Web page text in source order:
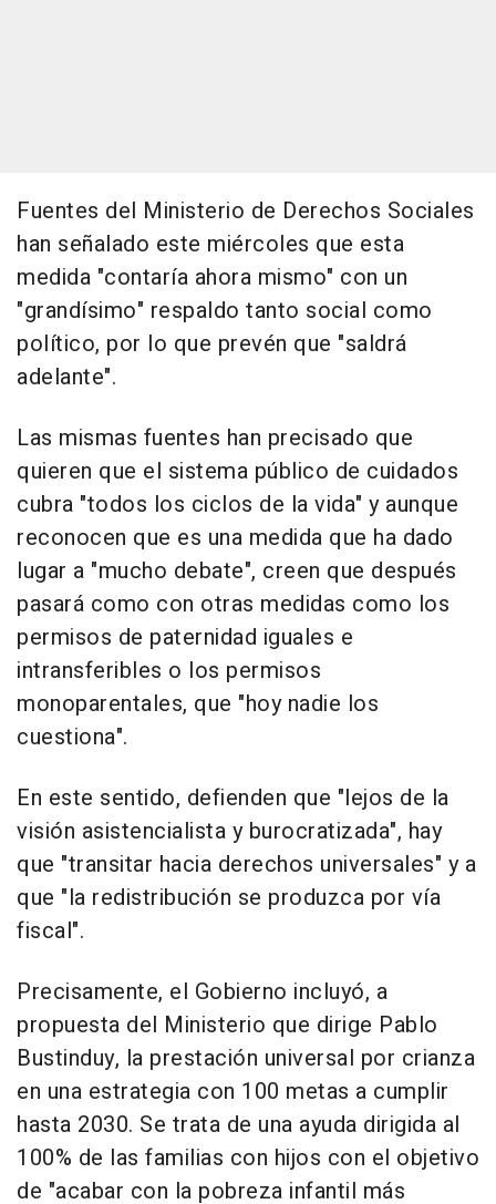
Fuentes del Ministerio de Derechos Sociales
han señalado este miércoles que esta
medida "contaría ahora mismo" con un
"grandísimo" respaldo tanto social como
político, por lo que prevén que "saldrá
adelante".
Las mismas fuentes han precisado que
quieren que el sistema público de cuidados
cubra "todos los ciclos de la vida" y aunque
reconocen que es una medida que ha dado
lugar a "mucho debate", creen que después
pasará como con otras medidas como los
permisos de paternidad iguales e
intransferibles o los permisos
monoparentales, que "hoy nadie los
cuestiona".
En este sentido, defienden que "lejos de la
visión asistencialista y burocratizada", hay
que "transitar hacia derechos universales" y a
que "la redistribución se produzca por vía
fiscal".
Precisamente, el Gobierno incluyó, a
propuesta del Ministerio que dirige Pablo
Bustinduy, la prestación universal por crianza
en una estrategia con 100 metas a cumplir
hasta 2030. Se trata de una ayuda dirigida al
100% de las familias con hijos con el objetivo
de "acabar con la pobreza infantil más